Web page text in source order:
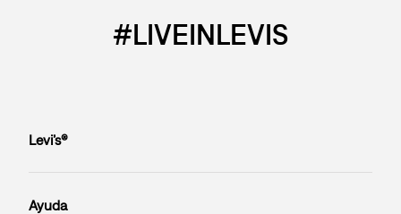
#LIVEINLEVIS
Levi’s®
Ayuda